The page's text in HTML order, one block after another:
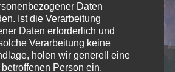
Daten
Ist die Verarbeitung
Daten erforderlich und
Verarbeitung keine
holen wir generell eine
Person ein.